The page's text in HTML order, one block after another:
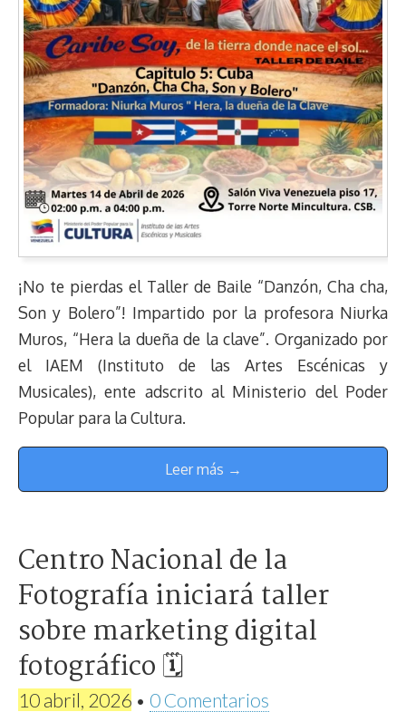
¡No te pierdas el Taller de Baile “Danzón, Cha cha,
Son y Bolero”! Impartido por la profesora Niurka
Muros, “Hera la dueña de la clave”. Organizado por
el IAEM (Instituto de las Artes Escénicas y
Musicales), ente adscrito al Ministerio del Poder
Popular para la Cultura.
Leer más →
Centro Nacional de la
Fotografía iniciará taller
sobre marketing digital
fotográfico 🗓
10 abril, 2026 • 0 Comentarios